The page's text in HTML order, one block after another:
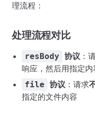
理流程：
处理流程对比
resBody 协议 ：
响应，然后用指定内
file 协议 ：请求
指定的文件内容